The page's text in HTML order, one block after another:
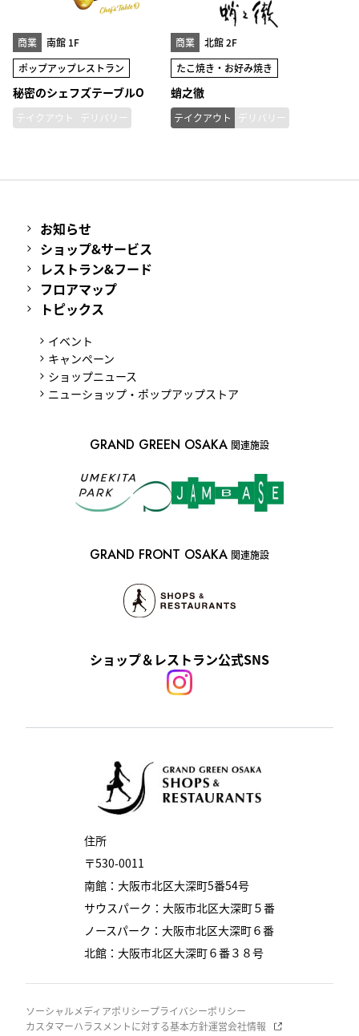
商業
南館 1F
ポップアップレストラン
秘密のシェフズテーブルO
テイクアウト デリバリー
商業
北館 2F
たこ焼き・お好み焼き
蛸之徹
テイクアウト デリバリー
住所
〒530-0011
南館：大阪市北区大深町5番54号
サウスパーク：大阪市北区大深町５番
ノースパーク：大阪市北区大深町６番
北館：大阪市北区大深町６番３８号
ソーシャルメディアポリシープライバシーポリシー
カスタマーハラスメントに対する基本方針運営会社情報
お知らせ
ショップ&サービス
レストラン&フード
フロアマップ
トピックス
イベント
キャンペーン
ショップニュース
ニューショップ・ポップアップストア
ショップ＆レストラン公式SNS
GRAND GREEN OSAKA 関連施設
GRAND FRONT OSAKA 関連施設